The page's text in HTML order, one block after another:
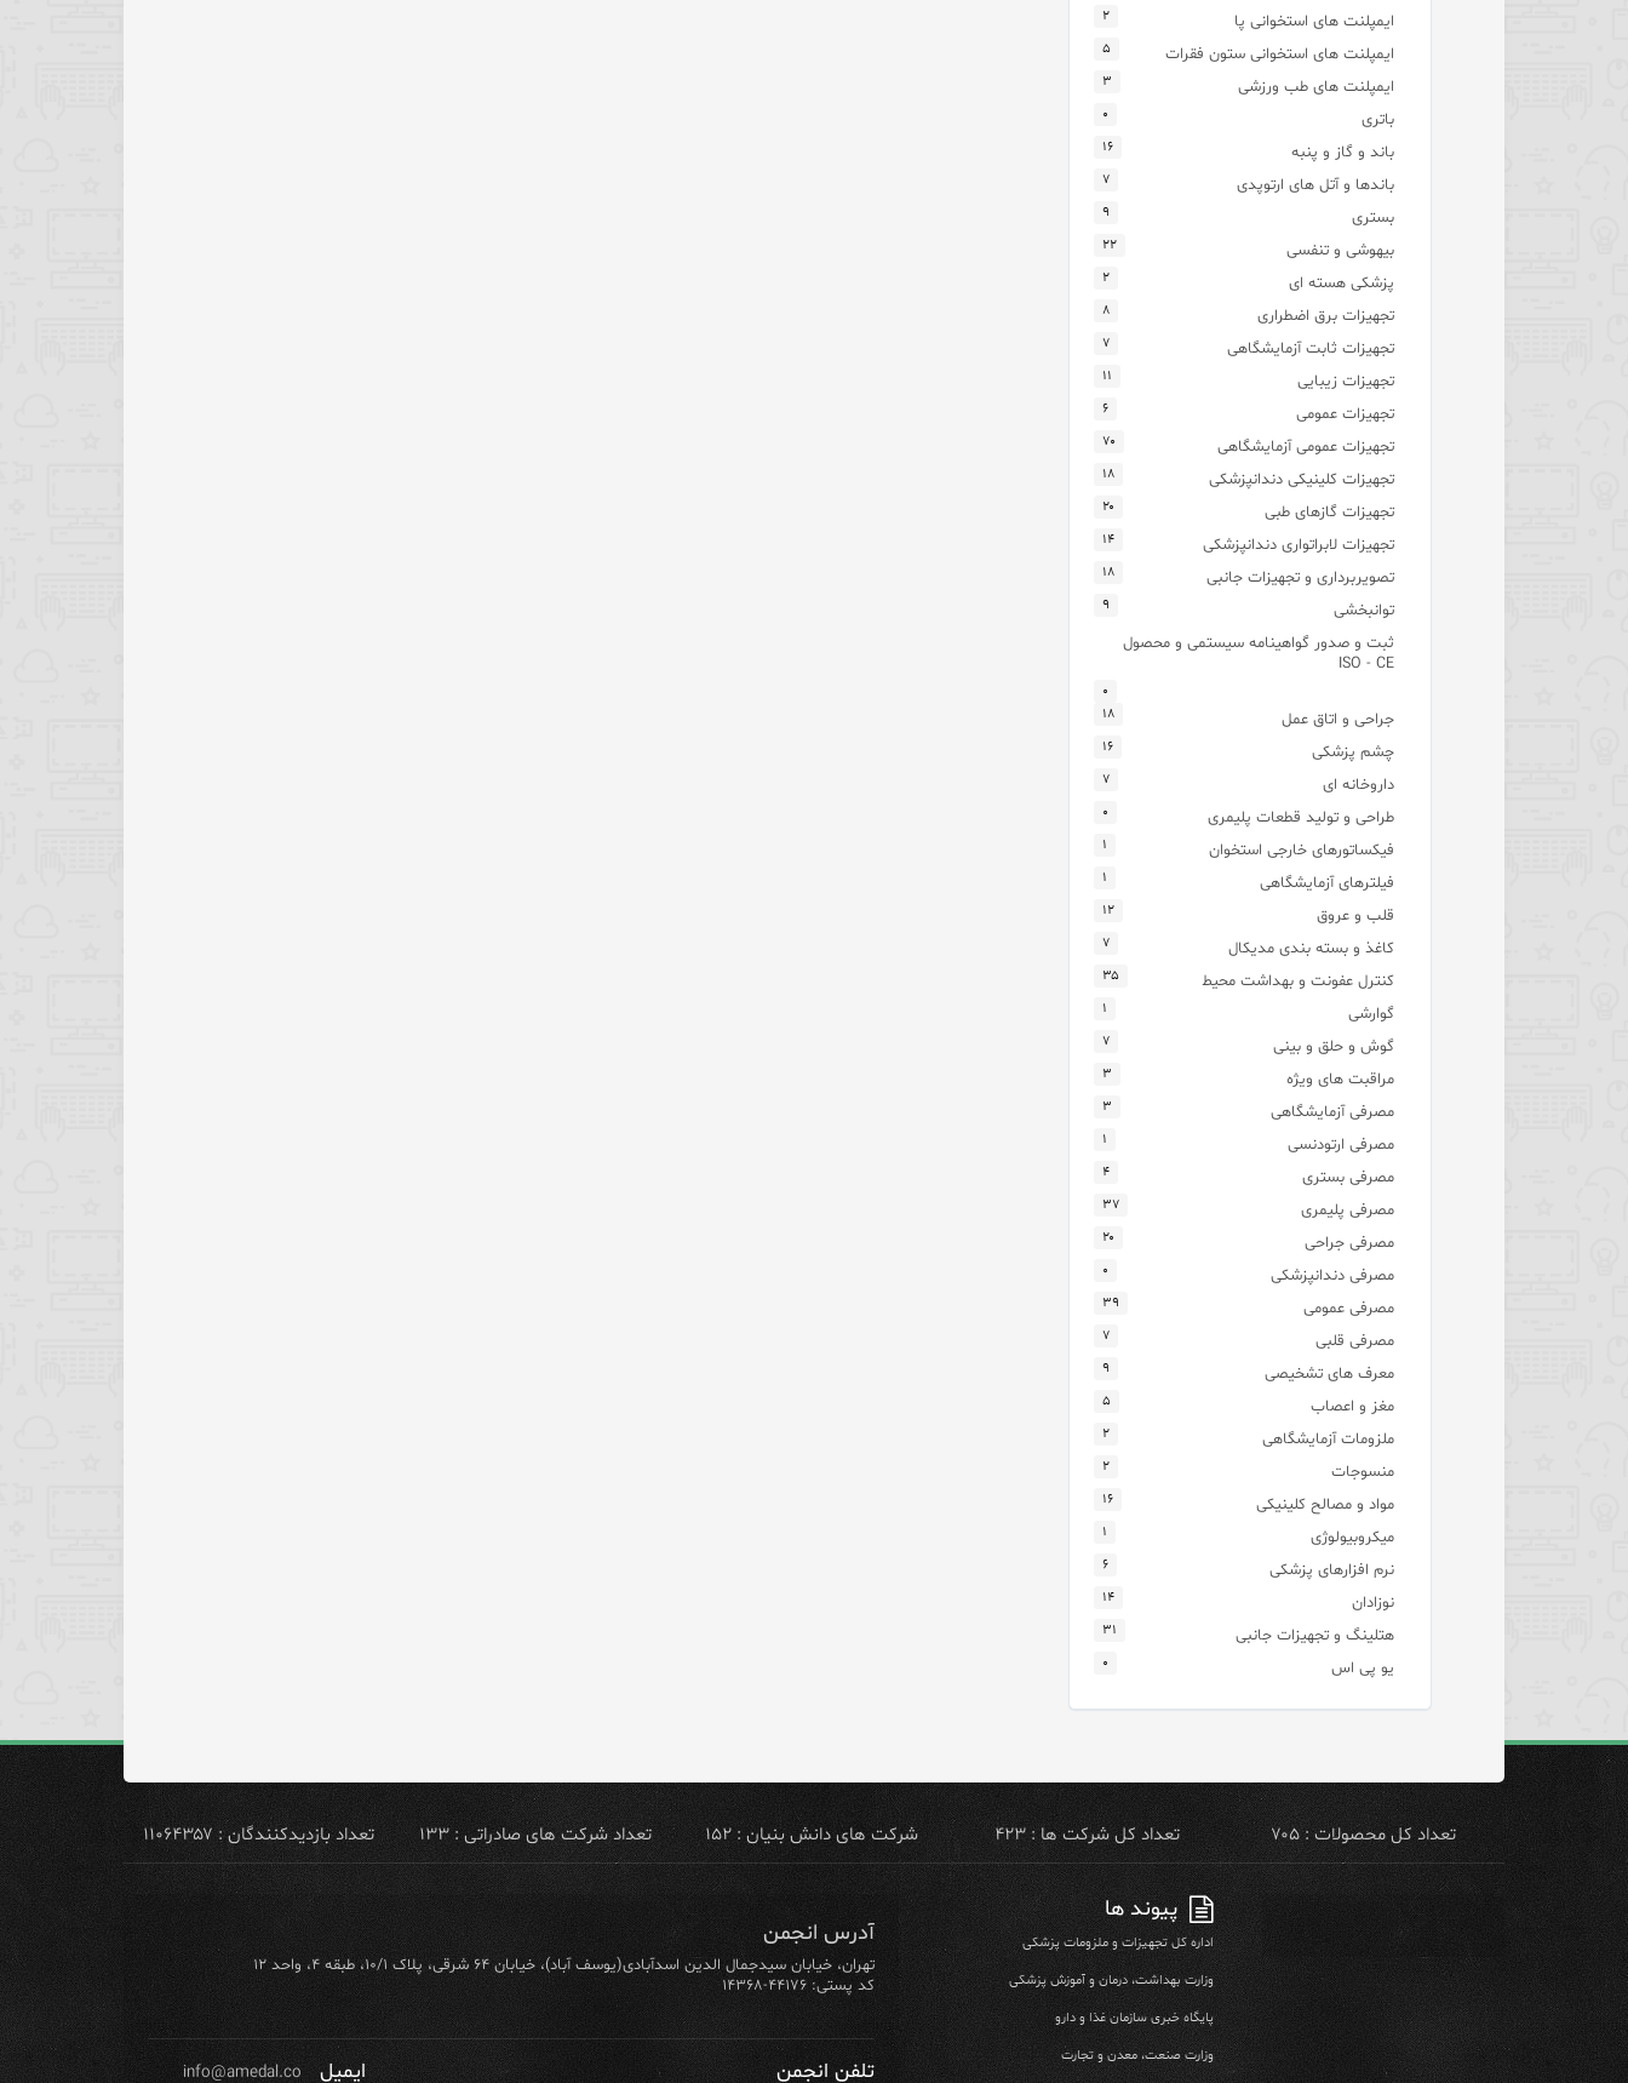
ایمپلنت های استخوانی پا ۲
ایمپلنت های استخوانی ستون فقرات ۵
ایمپلنت های طب ورزشی ۳
باتری ۰
باند و گاز و پنبه ۱۶
باندها و آتل های ارتوپدی ۷
بستری ۹
بیهوشی و تنفسی ۲۲
پزشکی هسته ای ۲
تجهیزات برق اضطراری ۸
تجهیزات ثابت آزمایشگاهی ۷
تجهیزات زیبایی ۱۱
تجهیزات عمومی ۶
تجهیزات عمومی آزمایشگاهی ۷۰
تجهیزات کلینیکی دندانپزشکی ۱۸
تجهیزات گازهای طبی ۲۰
تجهیزات لابراتواری دندانپزشکی ۱۴
تصویربرداری و تجهیزات جانبی ۱۸
توانبخشی ۹
ثبت و صدور گواهینامه سیستمی و محصول
ISO - CE
۰
جراحی و اتاق عمل ۱۸
چشم پزشکی ۱۶
داروخانه ای ۷
طراحی و تولید قطعات پلیمری ۰
فیکساتورهای خارجی استخوان ۱
فیلترهای آزمایشگاهی ۱
قلب و عروق ۱۲
کاغذ و بسته بندی مدیکال ۷
کنترل عفونت و بهداشت محیط ۳۵
گوارشی ۱
گوش و حلق و بینی ۷
مراقبت های ویژه ۳
مصرفی آزمایشگاهی ۳
مصرفی ارتودنسی ۱
مصرفی بستری ۴
مصرفی پلیمری ۳۷
مصرفی جراحی ۲۰
مصرفی دندانپزشکی ۰
مصرفی عمومی ۳۹
مصرفی قلبی ۷
معرف های تشخیصی ۹
مغز و اعصاب ۵
ملزومات آزمایشگاهی ۲
منسوجات ۲
مواد و مصالح کلینیکی ۱۶
میکروبیولوژی ۱
نرم افزارهای پزشکی ۶
نوزادان ۱۴
هتلینگ و تجهیزات جانبی ۳۱
یو پی اس ۰
تعداد کل محصولات : ۷۰۵ تعداد کل شرکت ها : ۴۲۳ شرکت های دانش بنیان : ۱۵۲ تعداد شرکت های صادراتی : ۱۳۳ تعداد بازدیدکنندگان : ۱۱۰۶۴۳۵۷
پیوند ها
اداره کل تجهیزات و ملزومات پزشکی
وزارت بهداشت، درمان و آموزش پزشکی
پایگاه خبری سازمان غذا و دارو
وزارت صنعت، معدن و تجارت
آدرس انجمن
تهران، خیابان سیدجمال الدین اسدآبادی(یوسف آباد)، خیابان ۶۴ شرقی، پلاک ۱۰/۱، طبقه ۴، واحد ۱۲
کد پستی: ۴۴۱۷۶-۱۴۳۶۸
تلفن انجمن ایمیل info@amedal.co